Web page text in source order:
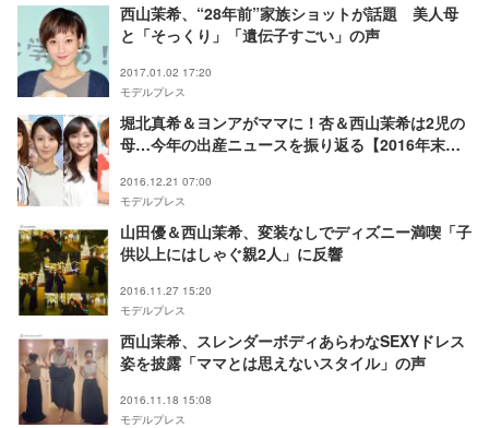
西山茉希、“28年前”家族ショットが話題 美人母
と「そっくり」「遺伝子すごい」の声
2017.01.02 17:20
モデルプレス
堀北真希＆ヨンアがママに！杏＆西山茉希は2児の
母…今年の出産ニュースを振り返る【2016年末特
2016.12.21 07:00
モデルプレス
山田優＆西山茉希、変装なしでディズニー満喫「子
供以上にはしゃぐ親2人」に反響
2016.11.27 15:20
モデルプレス
西山茉希、スレンダーボディあらわなSEXYドレス
姿を披露「ママとは思えないスタイル」の声
2016.11.18 15:08
モデルプレス